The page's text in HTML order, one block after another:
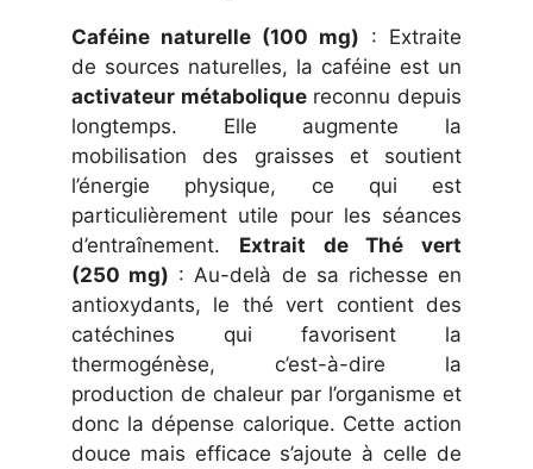
Caféine naturelle (100 mg) : Extraite
de sources naturelles, la caféine est un
activateur métaboliquereconnu depuis
longtemps. Elle augmente la
mobilisation des graisses et soutient
l’énergie physique, ce qui est
particulièrement utile pour les séances
d’entraînement. Extrait de Thé vert
(250 mg) : Au-delà de sa richesse en
antioxydants, le thé vert contient des
catéchines qui favorisent la
thermogénèse, c’est-à-dire la
production de chaleur par l’organisme et
donc la dépense calorique. Cette action
douce mais efficace s’ajoute à celle de